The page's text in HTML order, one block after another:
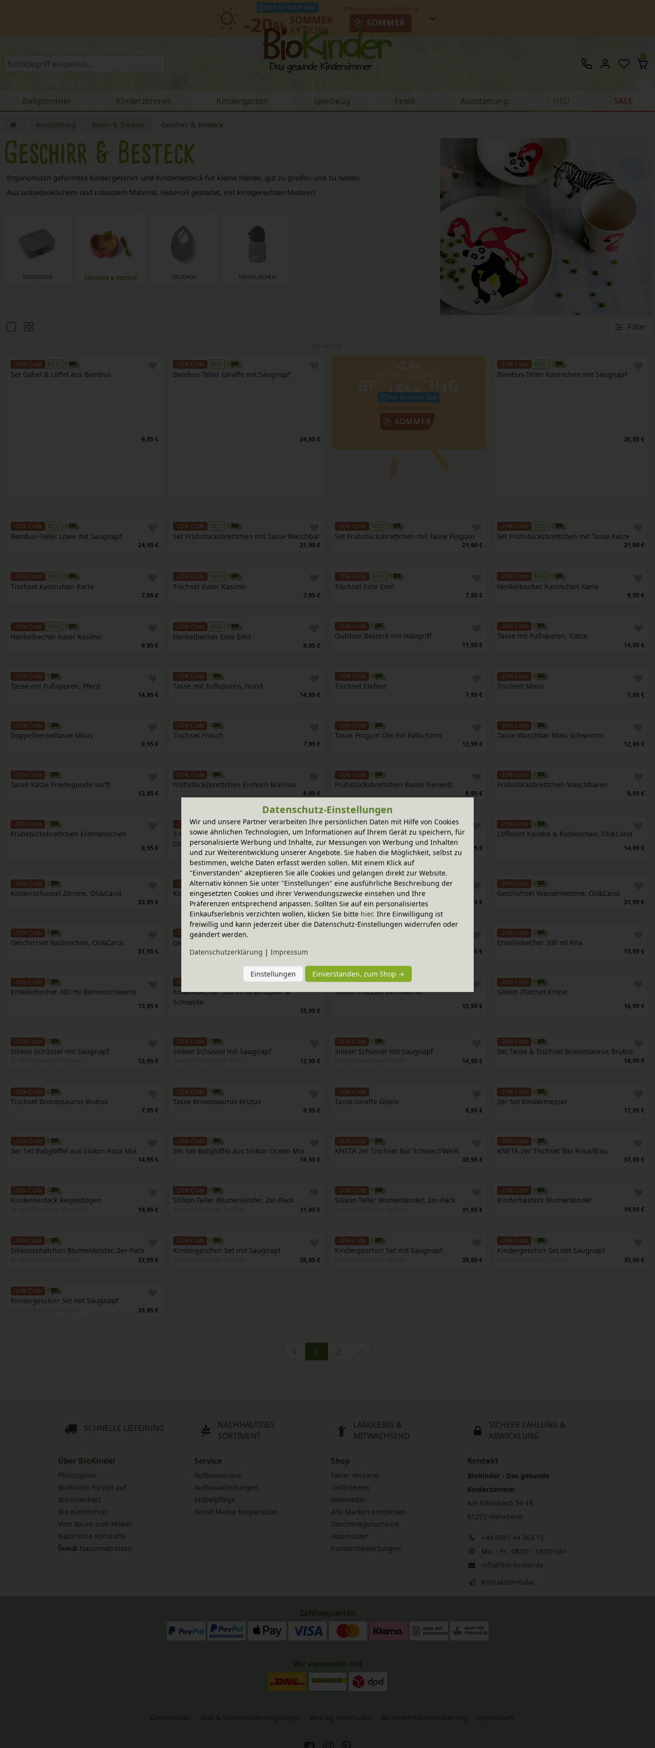
Nur für kurze Zeit!
-20% AKTION
SOMMER
0
Babyzimmer Kinderzimmer Kindergarten Spielzeug Feste Ausstattung NEU SALE
Ausstattung Essen & Trinken Geschirr & Besteck
Geschirr & Besteck
Ergonomisch geformtes Kindergeschirr und Kinderbesteck für kleine Hände, gut zu greifen und zu halten.
Aus unbedenklichem und robustem Material, liebevoll gestaltet, mit kindgerechten Motiven.
BROTDOSEN GESCHIRR & BESTECK LÄTZCHEN TRINKFLASCHEN
Filter
-20% Code NEU
Set Gabel & Löffel aus Bambus
9,95 €
-20% Code NEU
Bambus-Teller Giraffe mit Saugnapf
24,95 €
AUF DIE GESAMTE
BESTELLUNG
Nur für kurze Zeit!
SOMMER
-20% Code NEU
Bambus-Teller Kaninchen mit Saugnapf
26,95 €
-20% Code NEU
Bambus-Teller Löwe mit Saugnapf
24,95 €
-20% Code NEU
Set Frühstücksbrettchen mit Tasse Waschbär
21,90 €
-20% Code NEU
Set Frühstücksbrettchen mit Tasse Pinguin
21,90 €
-20% Code NEU
Set Frühstücksbrettchen mit Tasse Katze
21,90 €
-20% Code NEU
Tischset Kaninchen Karla
7,95 €
-20% Code NEU
Tischset Kater Kasimir
7,95 €
-20% Code NEU
Tischset Ente Emil
7,95 €
-20% Code NEU
Henkelbecher Kaninchen Karla
9,95 €
-20% Code NEU
Henkelbecher Kater Kasimir
9,95 €
-20% Code NEU
Henkelbecher Ente Emil
9,95 €
-20% Code
Outdoor Besteck mit Holzgriff
11,95 €
-20% Code
Tasse mit Fußspuren, Katze
14,95 €
-20% Code
Tasse mit Fußspuren, Pferd
14,95 €
-20% Code
Tasse mit Fußspuren, Hund
14,95 €
-20% Code
Tischset Elefant
7,95 €
-20% Code
Tischset Maus
7,95 €
-20% Code
Doppelhenkeltasse Maus
9,95 €
-20% Code
Tischset Frosch
7,95 €
-20% Code
Tasse Pinguin Ole mit Fallschirm
12,95 €
-20% Code
Tasse Waschbär Mats schwimmt
12,95 €
-20% Code
Tasse Katze Friedegunde surft
12,95 €
-20% Code
Frühstücksbrettchen Einhorn Marilou
8,95 €
-20% Code
Frühstücksbrettchen Bunte Tierwelt
8,95 €
-20% Code
Frühstücksbrettchen Waschbären
8,95 €
-20% Code
Frühstücksbrettchen Erdmännchen
8,95 €
-20% Code
3-teiliges Geschirrset Wassermelone,
Oli&Carol
49,95 €
-20% Code
Löffelset Lauch & Blatt, Oli&Carol
14,95 €
-20% Code
Löffelset Karotte & Radieschen, Oli&Carol
14,95 €
-20% Code
Kinderschüssel Zitrone, Oli&Carol
33,95 €
-20% Code
Kinderschüssel Apfel, Oli&Carol
33,95 €
-20% Code
Kinderschüssel Wassermelone, Oli&Carol
33,95 €
-20% Code
Geschirrset Wassermelone, Oli&Carol
31,95 €
-20% Code
Geschirrset Radieschen, Oli&Carol
31,95 €
-20% Code
Geschirrset Karotte, Oli&Carol
31,95 € 12,95 €
-20% Code
Emaillebecher 300 ml Rita
15,95 €
-20% Code
Emaillebecher 300 ml Bienenschwarm
15,95 €
-20% Code
Emaillebecher 300 ml Grashüpfer &
Schnecke
15,95 €
-20% Code
Silikon Platzset Dinosaurier
15,95 €
-20% Code
Silikon Platzset Krone
16,95 €
-20% Code
Silikon Schüssel mit Saugnapf
13,95 €
-20% Code
Silikon Schüssel mit Saugnapf
13,95 €
-20% Code
Silikon Schüssel mit Saugnapf
14,95 €
-20% Code
Set Tasse & Tischset Brontosaurus Brutus
16,95 €
-20% Code
Tischset Brontosaurus Brutus
7,95 €
-20% Code
Tasse Brontosaurus Brutus
9,95 €
-20% Code
Tasse Giraffe Gisele
8,95 €
-20% Code
2er Set Kindermesser
17,95 €
-20% Code
3er Set Babylöffel aus Silikon Rosa Mix
14,95 €
-20% Code
3er Set Babylöffel aus Silikon Ocean Mix
14,95 €
-20% Code
KNETÄ 2er Tischset Bär Schwarz/Weiß
33,95 €
-20% Code
KNETÄ 2er Tischset Bär Rosa/Blau
31,95 €
-20% Code
Kinderbesteck Regenbogen
19,95 €
-20% Code
Silikon-Teller Blumenkinder, 2er-Pack
31,95 €
-20% Code
Silikon-Teller Blumenkinder, 2er-Pack
31,95 €
-20% Code
Kinderbesteck Blumenkinder
19,95 €
-20% Code
Silikonschälchen Blumenkinder, 2er-Pack
27,95 €
-20% Code
Kindergeschirr Set mit Saugnapf
35,95 €
-20% Code
Kindergeschirr Set mit Saugnapf
35,95 €
-20% Code
Kindergeschirr Set mit Saugnapf
35,95 €
-20% Code
Kindergeschirr Set mit Saugnapf
35,95 €
1 2
SCHNELLE LIEFERUNG
NACHHALTIGES
SORTIMENT
LANGLEBIG &
MITWACHSEND
SICHERE ZAHLUNG &
ABWICKLUNG
Über BioKinder
Philosophie
BioKinder forstet auf
Bio-Erlenholz
Bio-Kiefernholz
Vom Baum zum Möbel
Natürliche Rohstoffe
bionik Naturmatratzen
Service
Aufbauservice
Aufbauanleitungen
Möbelpflege
Social Media Kooperation
Shop
Fairer Versand
Lieferzeiten
Newsletter
Alle Marken entdecken
Geschenkgutscheine
Holzmuster
Kundenbewertungen
Kontakt
BioKinder - Das gesunde
Kinderzimmer
Am Erlenbach 14-18
61273 Wehrheim
+49 6081 44 563 15
Mo. - Fr., 08:00 - 16:00 Uhr
info@bio-kinder.de
Kontaktformular
Zahlungsarten
Wir versenden mit
Datenschutz-Einstellungen
Wir und unsere Partner verarbeiten Ihre persönlichen Daten mit Hilfe von Cookies
sowie ähnlichen Technologien, um Informationen auf Ihrem Gerät zu speichern, für
personalisierte Werbung und Inhalte, zur Messungen von Werbung und Inhalten
und zur Weiterentwicklung unserer Angebote. Sie haben die Möglichkeit, selbst zu
bestimmen, welche Daten erfasst werden sollen. Mit einem Klick auf
"Einverstanden" akzeptieren Sie alle Cookies und gelangen direkt zur Website.
Alternativ können Sie unter "Einstellungen" eine ausführliche Beschreibung der
eingesetzten Cookies und ihrer Verwendungszwecke einsehen und Ihre
Präferenzen entsprechend anpassen. Sollten Sie auf ein personalisiertes
Einkaufserlebnis verzichten wollen, klicken Sie bitte hier. Ihre Einwilligung ist
freiwillig und kann jederzeit über die Datenschutz-Einstellungen widerrufen oder
geändert werden.
Daten­schutz­erklärung | Impressum
Einstellungen Einverstanden, zum Shop →